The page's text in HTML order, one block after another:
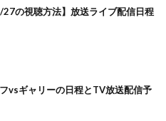
27の視聴方法】放送ライブ配信日程
フvsギャリーの日程とTV放送配信予